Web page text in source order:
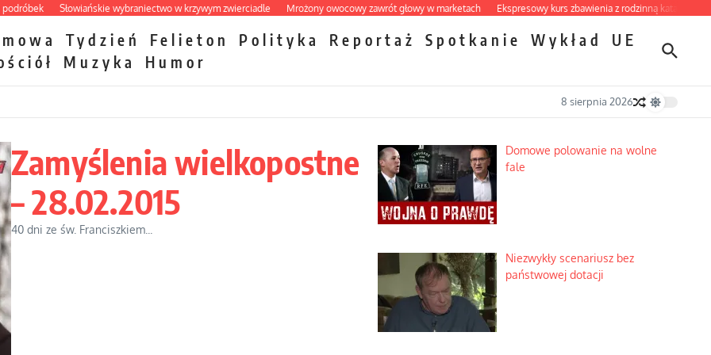
Słowiańskie wybraniectwo w krzywym zwierciadle Mrożony owocowy zawrót głowy w marketach Ekspresowy kurs zbawienia z rodzinną katastrofą
Tydzień Felieton Polityka Reportaż Spotkanie Wykład
UE
Muzyka Humor
8 sierpnia 2026
Zamyślenia wielkopostne
– 28.02.2015
40 dni ze św. Franciszkiem...
Domowe polowanie na wolne
fale
Niezwykły scenariusz bez
państwowej dotacji